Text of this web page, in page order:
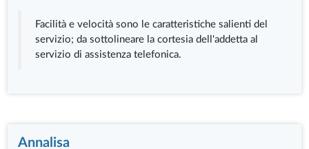
Facilità e velocità sono le caratteristiche salienti del
servizio; da sottolineare la cortesia dell'addetta al
servizio di assistenza telefonica.
Annalisa